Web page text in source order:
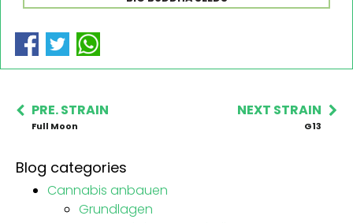
PRE. STRAIN
Full Moon
NEXT STRAIN
G13
Blog categories
Cannabis anbauen
Grundlagen